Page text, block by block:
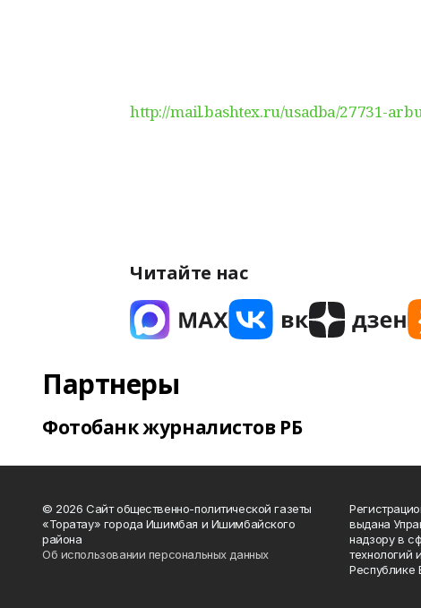
http://mail.bashtex.ru/usadba/27731-
Читайте нас
Партнеры
Фотобанк журналистов РБ
© 2026 Сайт общественно-политической газеты
«Торатау» города Ишимбая и Ишимбайского
района
Об использовании персональных данных
выдана
надзору в
технологий
Республике